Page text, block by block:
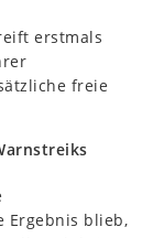
erstmals
freie
Ergebnis blieb,